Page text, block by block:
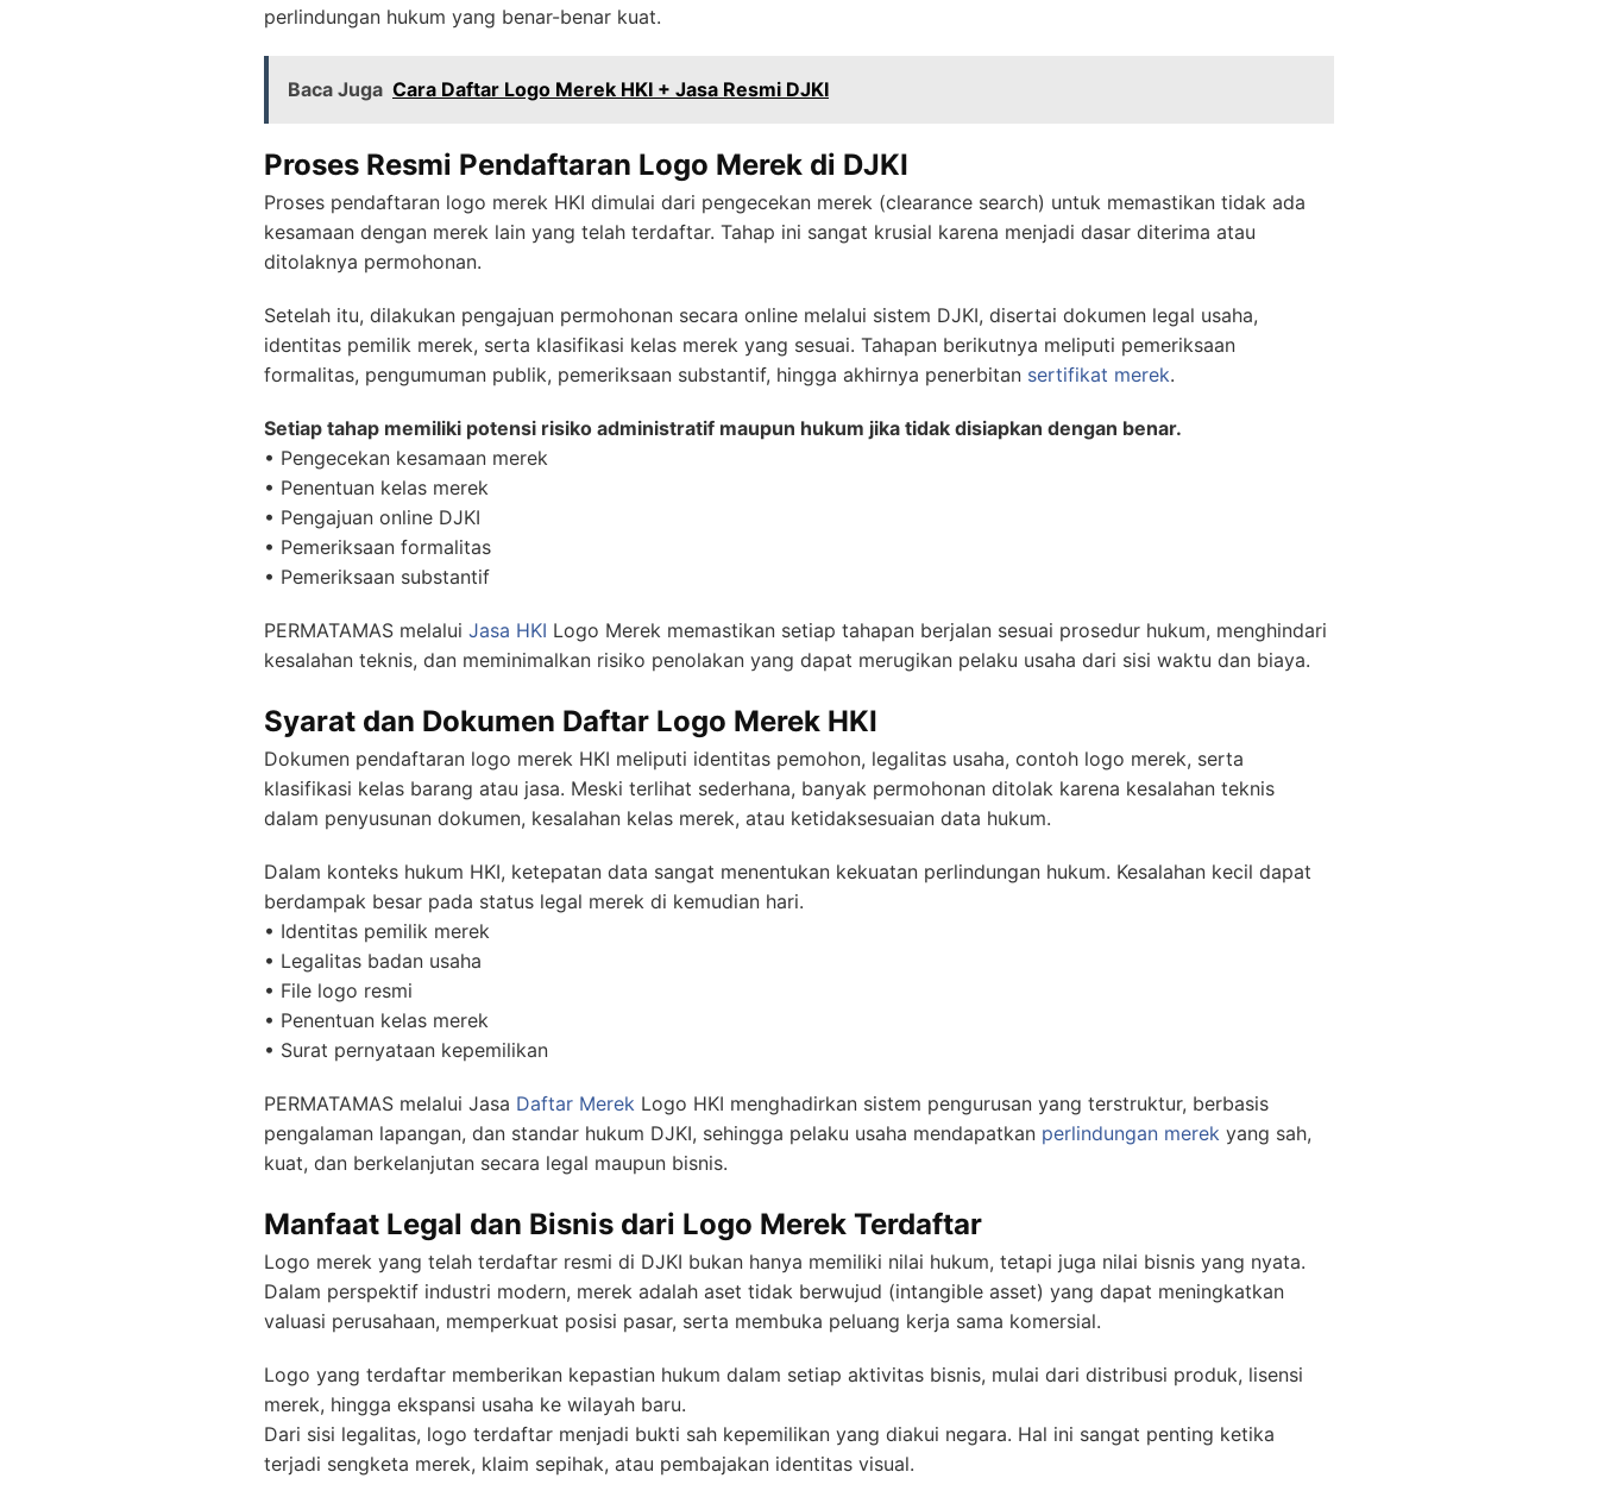
perlindungan hukum yang benar-benar kuat.
Baca Juga Cara Daftar Logo Merek HKI + Jasa Resmi DJKI
Proses Resmi Pendaftaran Logo Merek di DJKI
Proses pendaftaran logo merek HKI dimulai dari pengecekan merek (clearance search) untuk memastikan tidak ada
kesamaan dengan merek lain yang telah terdaftar. Tahap ini sangat krusial karena menjadi dasar diterima atau
ditolaknya permohonan.
Setelah itu, dilakukan pengajuan permohonan secara online melalui sistem DJKI, disertai dokumen legal usaha,
identitas pemilik merek, serta klasifikasi kelas merek yang sesuai. Tahapan berikutnya meliputi pemeriksaan
formalitas, pengumuman publik, pemeriksaan substantif, hingga akhirnya penerbitan sertifikat merek.
Setiap tahap memiliki potensi risiko administratif maupun hukum jika tidak disiapkan dengan benar.
• Pengecekan kesamaan merek
• Penentuan kelas merek
• Pengajuan online DJKI
• Pemeriksaan formalitas
• Pemeriksaan substantif
PERMATAMAS melalui Jasa HKI Logo Merek memastikan setiap tahapan berjalan sesuai prosedur hukum, menghindari
kesalahan teknis, dan meminimalkan risiko penolakan yang dapat merugikan pelaku usaha dari sisi waktu dan biaya.
Syarat dan Dokumen Daftar Logo Merek HKI
Dokumen pendaftaran logo merek HKI meliputi identitas pemohon, legalitas usaha, contoh logo merek, serta
klasifikasi kelas barang atau jasa. Meski terlihat sederhana, banyak permohonan ditolak karena kesalahan teknis
dalam penyusunan dokumen, kesalahan kelas merek, atau ketidaksesuaian data hukum.
Dalam konteks hukum HKI, ketepatan data sangat menentukan kekuatan perlindungan hukum. Kesalahan kecil dapat
berdampak besar pada status legal merek di kemudian hari.
• Identitas pemilik merek
• Legalitas badan usaha
• File logo resmi
• Penentuan kelas merek
• Surat pernyataan kepemilikan
PERMATAMAS melalui Jasa Daftar Merek Logo HKI menghadirkan sistem pengurusan yang terstruktur, berbasis
pengalaman lapangan, dan standar hukum DJKI, sehingga pelaku usaha mendapatkan perlindungan merek yang sah,
kuat, dan berkelanjutan secara legal maupun bisnis.
Manfaat Legal dan Bisnis dari Logo Merek Terdaftar
Logo merek yang telah terdaftar resmi di DJKI bukan hanya memiliki nilai hukum, tetapi juga nilai bisnis yang nyata.
Dalam perspektif industri modern, merek adalah aset tidak berwujud (intangible asset) yang dapat meningkatkan
valuasi perusahaan, memperkuat posisi pasar, serta membuka peluang kerja sama komersial.
Logo yang terdaftar memberikan kepastian hukum dalam setiap aktivitas bisnis, mulai dari distribusi produk, lisensi
merek, hingga ekspansi usaha ke wilayah baru.
Dari sisi legalitas, logo terdaftar menjadi bukti sah kepemilikan yang diakui negara. Hal ini sangat penting ketika
terjadi sengketa merek, klaim sepihak, atau pembajakan identitas visual.